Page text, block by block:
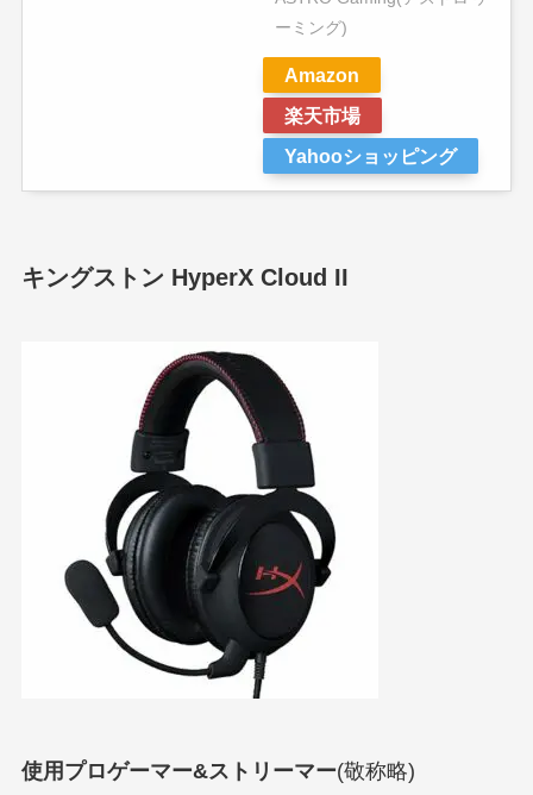
ーミング)
Amazon
楽天市場
Yahooショッピング
キングストン HyperX Cloud II
使用プロゲーマー&ストリーマー(敬称略)